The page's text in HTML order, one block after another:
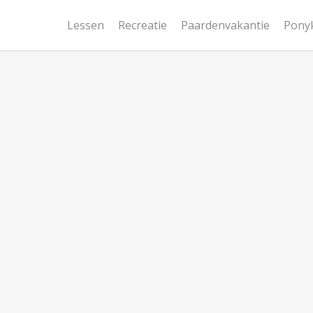
Lessen Recreatie Paardenvakantie